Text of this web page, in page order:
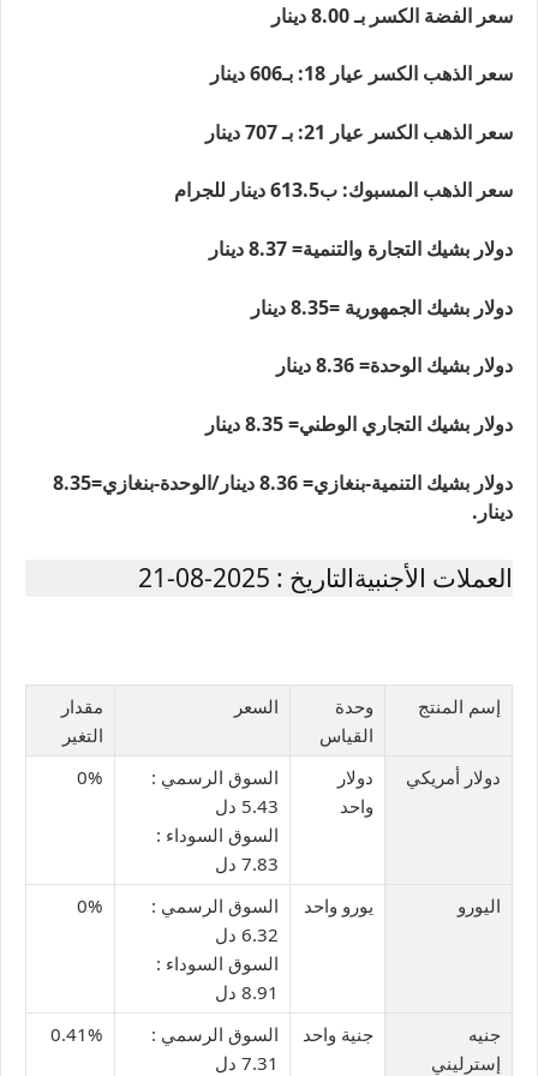
سعر الفضة الكسر بـ 8.00 دينار
سعر الذهب الكسر عيار 18: بـ606 دينار
سعر الذهب الكسر عيار 21: بـ 707 دينار
سعر الذهب المسبوك: ب613.5 دينار للجرام
دولار بشيك التجارة والتنمية= 8.37 دينار
دولار بشيك الجمهورية =8.35 دينار
دولار بشيك الوحدة= 8.36 دينار
دولار بشيك التجاري الوطني= 8.35 دينار
دولار بشيك التنمية-بنغازي= 8.36 دينار/الوحدة-بنغازي=8.35
دينار.
العملات الأجنبيةالتاريخ : 2025-08-21
إسم المنتج
وحدة
القياس
السعر
مقدار
التغير
دولار أمريكي
دولار
واحد
السوق الرسمي :
5.43 دل
السوق السوداء :
7.83 دل
0%
اليورو يورو واحد
السوق الرسمي :
6.32 دل
السوق السوداء :
8.91 دل
0%
جنيه
إسترليني
جنية واحد
السوق الرسمي :
7.31 دل
0.41%